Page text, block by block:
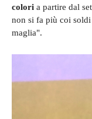
colori a partire dal
non si fa più coi soldi
maglia".